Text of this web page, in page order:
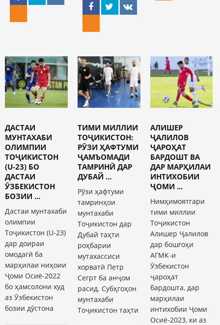
ДАСТАИ
МУНТАХАБИ
ОЛИМПИИ
ТОҶИКИСТОН
(U-23) БО
ДАСТАИ
ӮЗБЕКИСТОН
БОЗИИ ...
Дастаи мунтахаби
олимпии
Тоҷикистон (U-23)
дар доираи
омодагӣ ба
марҳилаи ниҳоии
Ҷоми Осиё-2022
бо ҳамсолони худ
аз Ӯзбекистон
бозии дӯстона
ТИМИ МИЛЛИИ
ТОҶИКИСТОН:
РӮЗИ ҲАФТУМИ
ҶАМЪОМАДИ
ТАМРИНӢ ДАР
ДУБАЙ ...
Рӯзи ҳафтуми
тамринҳои
мунтахаби
Тоҷикистон дар
Дубай таҳти
роҳбарии
мутахассиси
хорватӣ Петр
Сегрт ба анҷом
расид. Субҳгоҳон
мунтахаби
Тоҷикистон таҳти
АЛИШЕР
ҶАЛИЛОВ
ҶАРОҲАТ
БАРДОШТ ВА
ДАР МАРҲИЛАИ
ИНТИХОБИИ
ҶОМИ ...
Нимҳимоятгари
тими миллии
Тоҷикистон
Алишер Ҷалилов
дар бошгоҳи
АГМК-и
Ӯзбекистон
ҷароҳат
бардошта, дар
марҳилаи
интихобии Ҷоми
Осиё-2023, ки аз